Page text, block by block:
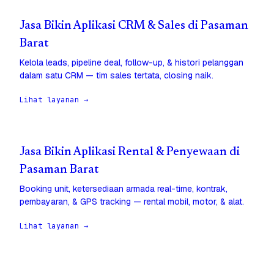
Jasa Bikin Aplikasi CRM & Sales di Pasaman
Barat
Kelola leads, pipeline deal, follow-up, & histori pelanggan
dalam satu CRM — tim sales tertata, closing naik.
Lihat layanan →
Jasa Bikin Aplikasi Rental & Penyewaan di
Pasaman Barat
Booking unit, ketersediaan armada real-time, kontrak,
pembayaran, & GPS tracking — rental mobil, motor, & alat.
Lihat layanan →